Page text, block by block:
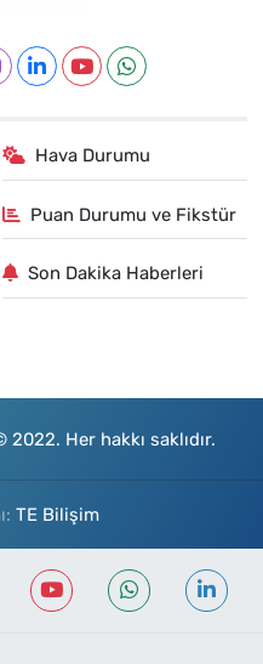
Hava Durumu
Puan Durumu ve Fikstür
Son Dakika Haberleri
Her hakkı saklıdır.
TE Bilişim